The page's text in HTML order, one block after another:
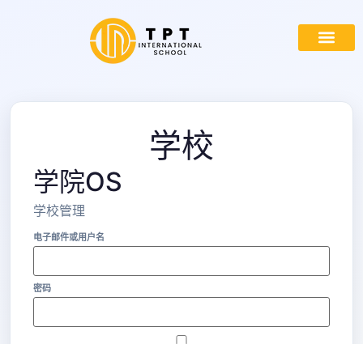
学校
学院OS
学校管理
电子邮件或用户名
密码